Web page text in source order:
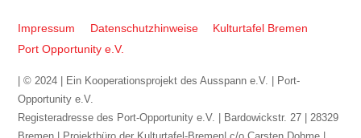
Top
Impressum Datenschutzhinweise
Kulturtafel Bremen
Port Opportunity e.V.
| © 2024 | Ein Kooperationsprojekt des Ausspann e.V. | Port-
Opportunity e.V.
Registeradresse des Port-Opportunity e.V. | Bardowickstr. 27 | 28329